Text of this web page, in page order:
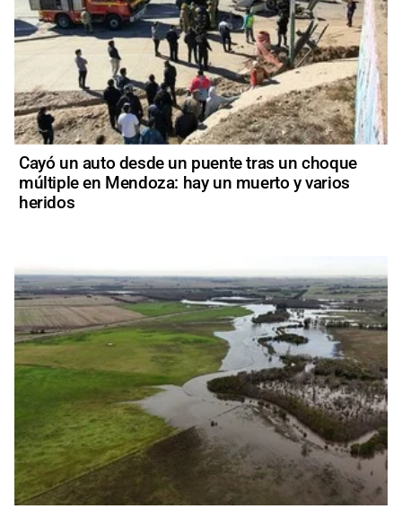
Cayó un auto desde un puente tras un choque
múltiple en Mendoza: hay un muerto y varios
heridos